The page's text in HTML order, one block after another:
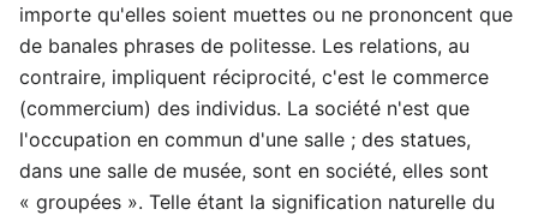
importe qu'elles soient muettes ou ne prononcent que
de banales phrases de politesse. Les relations, au
contraire, impliquent réciprocité, c'est le commerce
(commercium) des individus. La société n'est que
l'occupation en commun d'une salle ; des statues,
dans une salle de musée, sont en société, elles sont
« groupées ». Telle étant la signification naturelle du